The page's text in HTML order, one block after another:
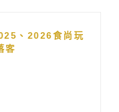
、2026食尚玩
客